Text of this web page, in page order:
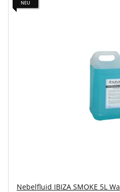
NEU
Nebelfluid IBIZA SMOKE 5L